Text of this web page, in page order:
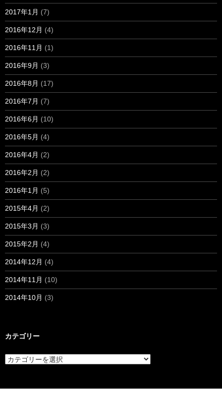
2017年1月 (7)
2016年12月 (4)
2016年11月 (1)
2016年9月 (3)
2016年8月 (17)
2016年7月 (7)
2016年6月 (10)
2016年5月 (4)
2016年4月 (2)
2016年2月 (2)
2016年1月 (5)
2015年4月 (2)
2015年3月 (3)
2015年2月 (4)
2014年12月 (4)
2014年11月 (10)
2014年10月 (3)
カテゴリー
カ
テ